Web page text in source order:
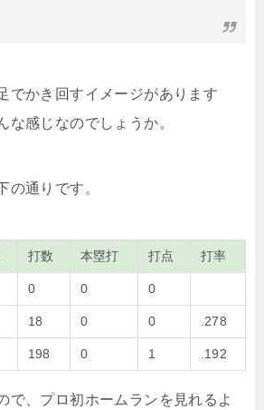
でかき回すイメージがあります
な感じなのでしょうか。
の通りです。
打数 本塁打 打点 打率
0 0 0
18 0 0 .278
198 0 1 .192
で、プロ初ホームランを見れるよ